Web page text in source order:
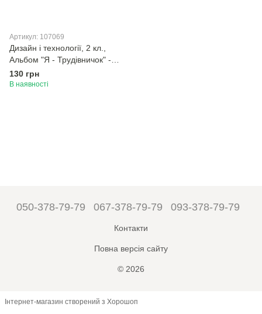
Артикул: 107069
Дизайн і технології, 2 кл.,
Альбом "Я - Трудівничок" -
Молочко В.В. - ОРІОН
(107069)
130 грн
В наявності
050-378-79-79 067-378-79-79 093-378-79-79
Контакти
Повна версія сайту
© 2026
Інтернет-магазин створений з Хорошоп